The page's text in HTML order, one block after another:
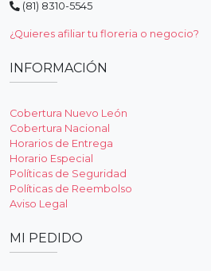
(81) 8310-5545
¿Quieres afiliar tu floreria o negocio?
INFORMACIÓN
Cobertura Nuevo León
Cobertura Nacional
Horarios de Entrega
Horario Especial
Políticas de Seguridad
Políticas de Reembolso
Aviso Legal
MI PEDIDO